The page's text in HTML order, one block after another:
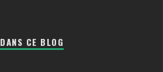
DANS CE BLOG